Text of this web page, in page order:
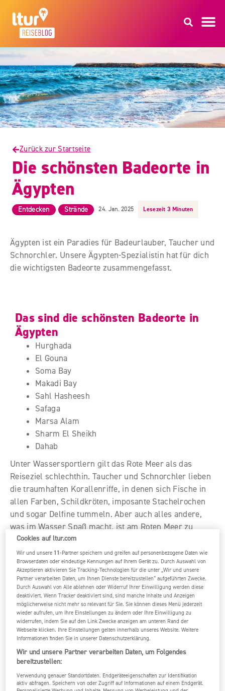
Zurück zur Startseite
Die schönsten Badeorte in
Ägypten
Entdecken , Strände 24. Jan. 2025
Ägypten ist ein Paradies für Badeurlauber, Taucher und
Schnorchler. Unsere Ägypten-Spezialistin hat für dich
die wichtigsten Badeorte zusammengefasst.
Das sind die schönsten Badeorte in
Ägypten
Hurghada
El Gouna
Soma Bay
Makadi Bay
Sahl Hasheesh
Safaga
Marsa Alam
Sharm El Sheikh
Dahab
Unter Wassersportlern gilt das Rote Meer als das
Reiseziel schlechthin. Taucher und Schnorchler lieben
die traumhaften Korallenriffe, in denen sich Fische in
allen Farben, Schildkröten, imposante Stachelrochen
und sogar Delfine tummeln. Aber auch alles andere,
was im Wasser Spaß macht, ist am Roten Meer zu
finden. Unsere Ägypten-Spezialistin Désirée hat für
dich die wichtigsten Badeorte zusammengefasst:
Cookies auf ltur.com
Wir und unsere 11-Partner speichern und greifen auf personenbezogene Daten wie
Browserdaten oder eindeutige Kennungen auf Ihrem Gerät zu. Durch Auswahl von
Akzeptieren aktivieren Sie Tracking-Technologien für die unter „Wir und unsere
Partner verarbeiten Daten, um Ihnen Dienste bereitzustellen“ aufgeführten Zwecke.
Durch Auswahl von Alle ablehnen oder Widerruf Ihrer Einwilligung werden diese
deaktiviert. Wenn Tracker deaktiviert sind, sind manche Inhalte und Anzeigen
möglicherweise nicht mehr so relevant für Sie. Sie können dieses Menü jederzeit
wieder aufrufen, um Ihre Einstellungen zu ändern oder Ihre Einwilligung zu
widerrufen, indem Sie auf den Link Zwecke anzeigen am unteren Rand der
Webseite klicken. Ihre Einstellungen gelten innerhalb unseres Website. Weitere
Informationen finden Sie in unserer Datenschutzerklärung.
Wir und unsere Partner verarbeiten Daten, um Folgendes
bereitzustellen:
Verwendung genauer Standortdaten. Endgeräteeigenschaften zur Identifikation
aktiv abfragen. Speichern von oder Zugriff auf Informationen auf einem Endgerät.